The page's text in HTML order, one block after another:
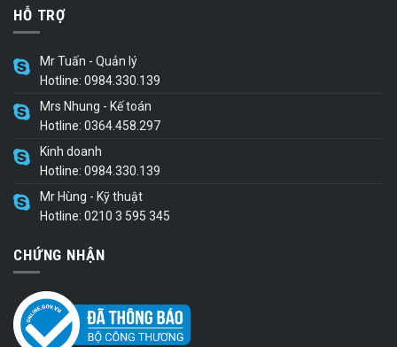
HỖ TRỢ
Mr Tuấn - Quản lý
Hotline: 0984.330.139
Mrs Nhung - Kế toán
Hotline: 0364.458.297
Kinh doanh
Hotline: 0984.330.139
Mr Hùng - Kỹ thuật
Hotline: 0210 3 595 345
CHỨNG NHẬN